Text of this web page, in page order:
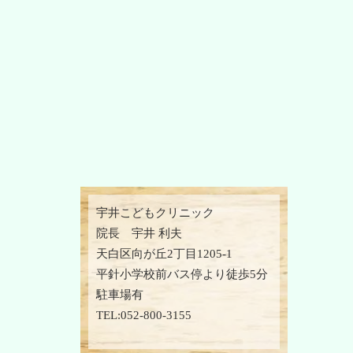
宇井こどもクリニック
院長 宇井 利夫
天白区向が丘2丁目1205-1
平針小学校前バス停より徒歩5分
駐車場有
TEL:052-800-3155